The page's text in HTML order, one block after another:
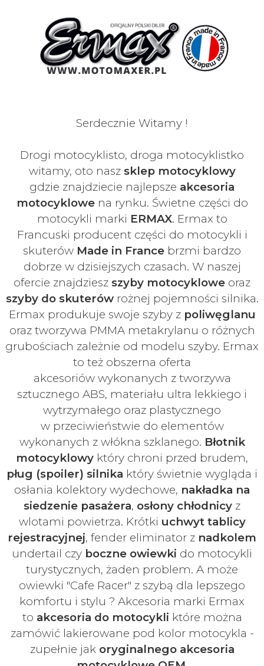
Serdecznie Witamy !
Drogi motocyklisto, droga motocyklistko
witamy, oto nasz sklep motocyklowy
gdzie znajdziecie najlepsze akcesoria
motocyklowena rynku. Świetne części do
motocykli marki ERMAX. Ermax to
Francuski producent części do motocykli i
skuterów Made in France brzmi bardzo
dobrze w dzisiejszych czasach. W naszej
ofercie znajdziesz szyby motocyklowe oraz
szyby do skuterówrożnej pojemności silnika.
Ermax produkuje swoje szyby z poliwęglanu
oraz tworzywa PMMA metakrylanu o różnych
grubościach zależnie od modelu szyby. Ermax
to też obszerna oferta
akcesoriów wykonanych z tworzywa
sztucznego ABS, materiału ultra lekkiego i
wytrzymałego oraz plastycznego
w przeciwieństwie do elementów
wykonanych z włókna szklanego. Błotnik
motocyklowy który chroni przed brudem,
pług (spoiler) silnika który świetnie wygląda i
osłania kolektory wydechowe, nakładka na
siedzenie pasażera, osłony chłodnicy z
wlotami powietrza. Krótki uchwyt tablicy
rejestracyjnej, fender eliminator z nadkolem
undertail czy boczne owiewki do motocykli
turystycznych, żaden problem. A może
owiewki "Cafe Racer" z szybą dla lepszego
komfortu i stylu ? Akcesoria marki Ermax
to akcesoria do motocykli które można
zamówić lakierowane pod kolor motocykla -
zupełnie jak oryginalnego akcesoria